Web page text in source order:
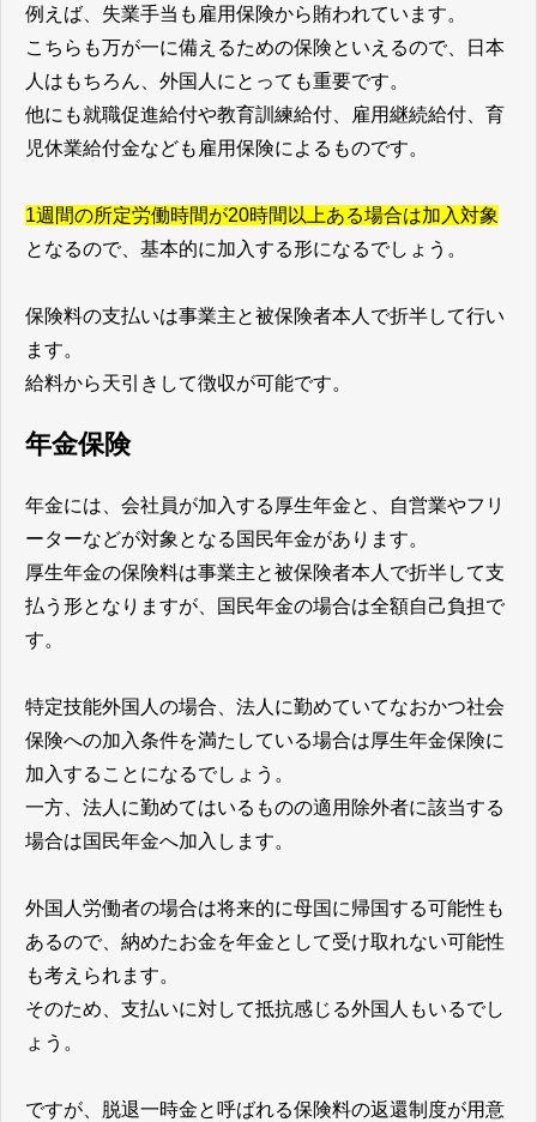
例えば、失業手当も雇用保険から賄われています。
こちらも万が一に備えるための保険といえるので、日本
人はもちろん、外国人にとっても重要です。
他にも就職促進給付や教育訓練給付、雇用継続給付、育
児休業給付金なども雇用保険によるものです。
1週間の所定労働時間が20時間以上ある場合は加入対象
となるので、基本的に加入する形になるでしょう。
保険料の支払いは事業主と被保険者本人で折半して行い
ます。
給料から天引きして徴収が可能です。
年金保険
年金には、会社員が加入する厚生年金と、自営業やフリ
ーターなどが対象となる国民年金があります。
厚生年金の保険料は事業主と被保険者本人で折半して支
払う形となりますが、国民年金の場合は全額自己負担で
す。
特定技能外国人の場合、法人に勤めていてなおかつ社会
保険への加入条件を満たしている場合は厚生年金保険に
加入することになるでしょう。
一方、法人に勤めてはいるものの適用除外者に該当する
場合は国民年金へ加入します。
外国人労働者の場合は将来的に母国に帰国する可能性も
あるので、納めたお金を年金として受け取れない可能性
も考えられます。
そのため、支払いに対して抵抗感じる外国人もいるでし
ょう。
ですが、脱退一時金と呼ばれる保険料の返還制度が用意